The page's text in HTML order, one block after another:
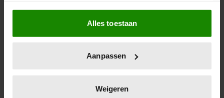
Als u het toestaat, willen we ook graag:
Informatie verzamelen over uw geografische
locatie, die tot een paar meter nauwkeurig kan zijn
scannen op specifieke eigenschappen (fingerprinting)
verwerkt en stel uw voorkeuren in het
Alles toestaan
Aanpassen
Weigeren